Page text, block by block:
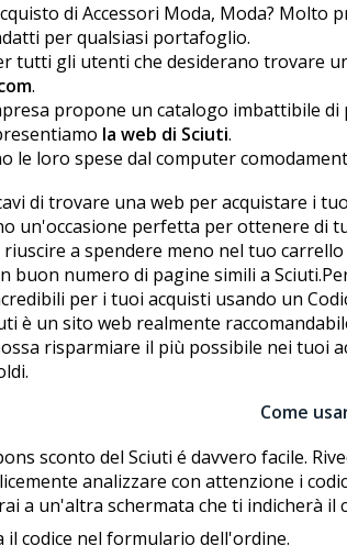
di Accessori Moda, Moda?
per qualsiasi portafoglio.
tutti gli utenti che desiderano trovare
.
propone un catalogo imbattibile
la web di Sciuti.
le loro spese dal computer
di trovare una web per acquistare i
un'occasione perfetta per ottenere di
a spendere meno nel tuo carrello
numero di pagine simili a
per i tuoi acquisti usando un
è un sito web realmente
risparmiare il più possibile nei tuoi
Come
sconto del Sciuti é davvero facile.
analizzare con attenzione i
a un'altra schermata che ti indicherà il
il codice nel formulario dell'ordine.